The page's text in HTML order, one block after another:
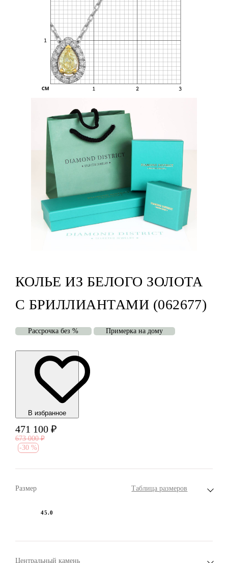
КОЛЬЕ ИЗ БЕЛОГО ЗОЛОТА
С БРИЛЛИАНТАМИ (062677)
Рассрочка без % Примерка на дому
В избранноe
471 100 ₽
673 000 ₽
-30 %
Размер Таблица размеров
45.0
Центральный камень